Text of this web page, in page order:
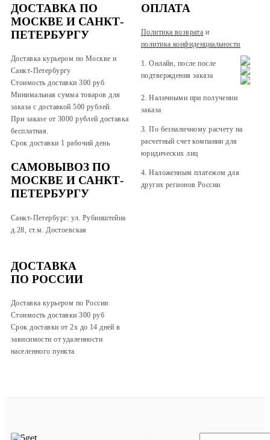
ДОСТАВКА ПО
МОСКВЕ И САНКТ-
ПЕТЕРБУРГУ
Доставка курьером по Москве и
Санкт-Петербургу
Стоимость доставки 300 руб
Минимальная сумма товаров для
заказа с доставкой 500 рублей.
При заказе от 3000 рублей доставка
бесплатная.
Срок доставки 1 рабочий день
САМОВЫВОЗ ПО
МОСКВЕ И САНКТ-
ПЕТЕРБУРГУ
Санкт-Петербург: ул. Рубинштейна
д.28, ст.м. Достоевская
ДОСТАВКА
ПО РОССИИ
Доставка курьером по России
Стоимость доставки 300 руб
Срок доставки от 2х до 14 дней в
зависимости от удаленности
населенного пункта
ОПЛАТА
Политика возврата и
политика конфиденциальности
1. Онлайн, после после
подтверждения заказа
2. Наличными при получении
заказа
3. По безналичному расчету на
расчетный счет компании для
юридических лиц
4. Наложенным платежом для
других регионов России